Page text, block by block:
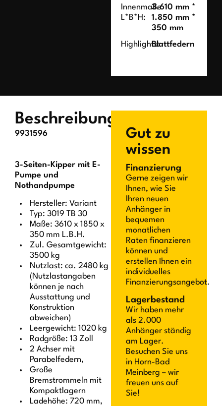
Innenmaße
L*B*H:
3.610 mm *
1.850 mm *
350 mm
Highlights:Blattfedern
Beschreibung
9931596
3-Seiten-Kipper mit E-
Pumpe und
Nothandpumpe
Hersteller: Variant
Typ: 3019 TB 30
Maße: 3610 x 1850 x
350 mm L.B.H.
Zul. Gesamtgewicht:
3500 kg
Nutzlast: ca. 2480 kg
(Nutzlastangaben
können je nach
Ausstattung und
Konstruktion
abweichen)
Leergewicht: 1020 kg
Radgröße: 13 Zoll
2 Achser mit
Parabelfedern,
Große
Bremstrommeln mit
Kompaktlagern
Ladehöhe: 720 mm,
Gut zu
wissen
Finanzierung
Gerne zeigen wir
Ihnen, wie Sie
Ihren neuen
Anhänger in
bequemen
monatlichen
Raten finanzieren
können und
erstellen Ihnen ein
individuelles
Finanzierungsangebot.
Lagerbestand
Wir haben mehr
als 2.000
Anhänger ständig
am Lager.
Besuchen Sie uns
in Horn-Bad
Meinberg – wir
freuen uns auf
Sie!